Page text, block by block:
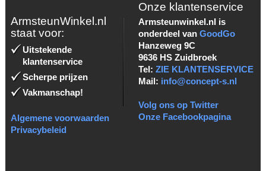
ArmsteunWinkel.nl
staat voor:
Uitstekende
klantenservice
Scherpe prijzen
Vakmanschap!
Algemene voorwaarden
Privacybeleid
Onze klantenservice
Armsteunwinkel.nl is
onderdeel van GoodGo
Hanzeweg 9C
9636 HS Zuidbroek
Tel: ZIE KLANTENSERVICE
Mail: info@concept-s.nl
Volg ons op Twitter
Onze Facebookpagina